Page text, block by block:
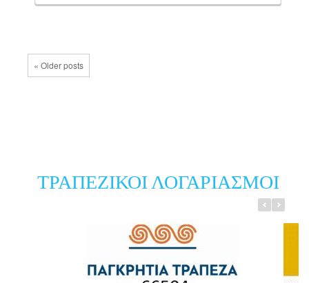
ΦΡΟΝΤΙΔΑΣ Α.ΜΕΑ. Ν. ΧΑΝΙΩΝ Κ.Η.Φ.Α.Π. “Η
« Older posts
ΤΡΑΠΕΖΙΚΟΙ ΛΟΓΑΡΙΑΣΜΟΙ